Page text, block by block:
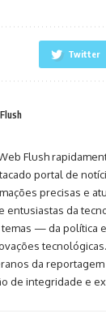
Twitter
Flush
portal de
precisas e
entusiastas da
— da política
da
de integridade e